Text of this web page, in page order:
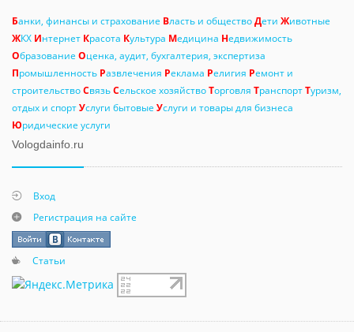
Банки, финансы и страхование Власть и обществоДети Животные
ЖКХ Интернет Красота Культура Медицина Недвижимость
Образование Оценка, аудит, бухгалтерия, экспертиза
Промышленность Развлечения Реклама Религия Ремонт и
строительствоСвязьСельское хозяйствоТорговля ТранспортТуризм,
отдых и спортУслуги бытовые Услуги и товары для бизнеса
Юридические услуги
Vologdainfo.ru
Вход
Регистрация на сайте
Статьи